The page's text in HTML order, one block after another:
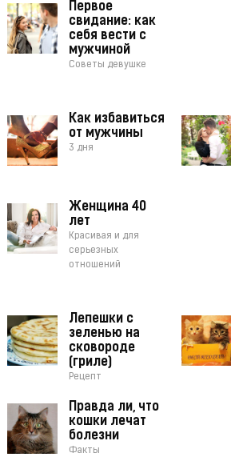
Первое
свидание: как
себя вести с
мужчиной
Советы девушке
Как избавиться
от мужчины
3 дня
Женщина 40
лет
Красивая и для
серьезных
отношений
Лепешки с
зеленью на
сковороде
(гриле)
Рецепт
Правда ли, что
кошки лечат
болезни
Факты